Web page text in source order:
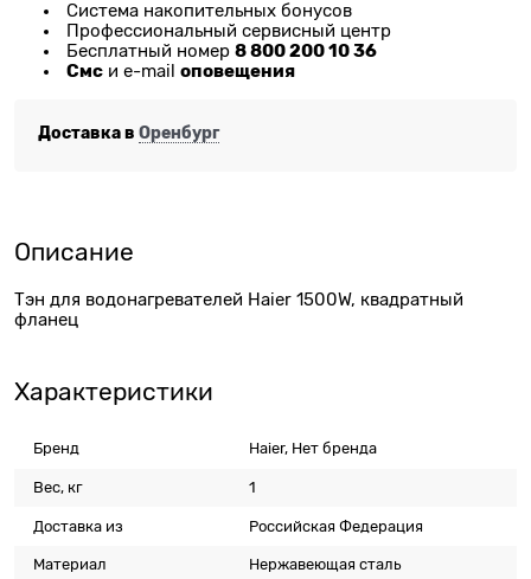
Система накопительных бонусов
Профессиональный сервисный центр
Бесплатный номер 8 800 200 10 36
Смс и e-mail оповещения
Доставка в Оренбург
Описание
Тэн для водонагревателей Haier 1500W, квадратный
фланец
Характеристики
Бренд Haier, Нет бренда
Вес, кг 1
Доставка из Российская Федерация
Материал Нержавеющая сталь